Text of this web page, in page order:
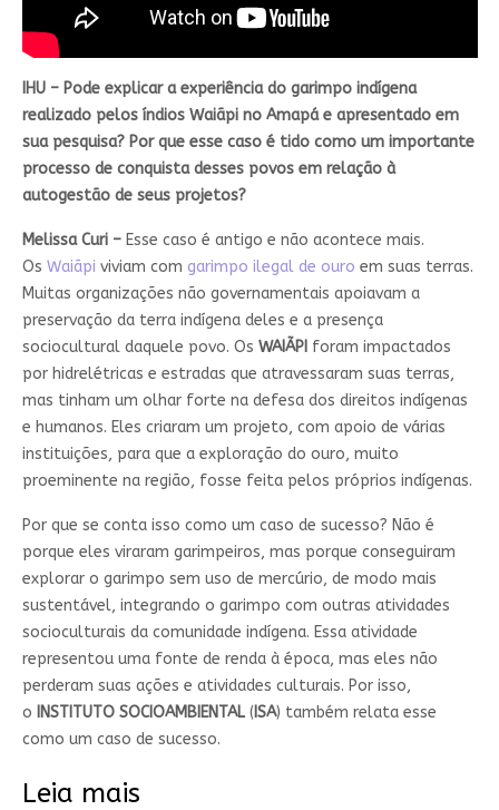
IHU – Pode explicar a experiência do garimpo indígena
realizado pelos índios Waiãpi no Amapá e apresentado em
sua pesquisa? Por que esse caso é tido como um importante
processo de conquista desses povos em relação à
autogestão de seus projetos?
Melissa Curi – Esse caso é antigo e não acontece mais.
Os Waiãpi viviam com garimpo ilegal de ouro em suas terras.
Muitas organizações não governamentais apoiavam a
preservação da terra indígena deles e a presença
sociocultural daquele povo. Os WAIÃPI foram impactados
por hidrelétricas e estradas que atravessaram suas terras,
mas tinham um olhar forte na defesa dos direitos indígenas
e humanos. Eles criaram um projeto, com apoio de várias
instituições, para que a exploração do ouro, muito
proeminente na região, fosse feita pelos próprios indígenas.
Por que se conta isso como um caso de sucesso? Não é
porque eles viraram garimpeiros, mas porque conseguiram
explorar o garimpo sem uso de mercúrio, de modo mais
sustentável, integrando o garimpo com outras atividades
socioculturais da comunidade indígena. Essa atividade
representou uma fonte de renda à época, mas eles não
perderam suas ações e atividades culturais. Por isso,
o INSTITUTO SOCIOAMBIENTAL( ISA) também relata esse
como um caso de sucesso.
Leia mais